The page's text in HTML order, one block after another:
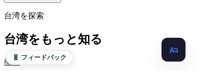
台湾を探索
台湾をもっと知る
概要
🧬 フィードバック